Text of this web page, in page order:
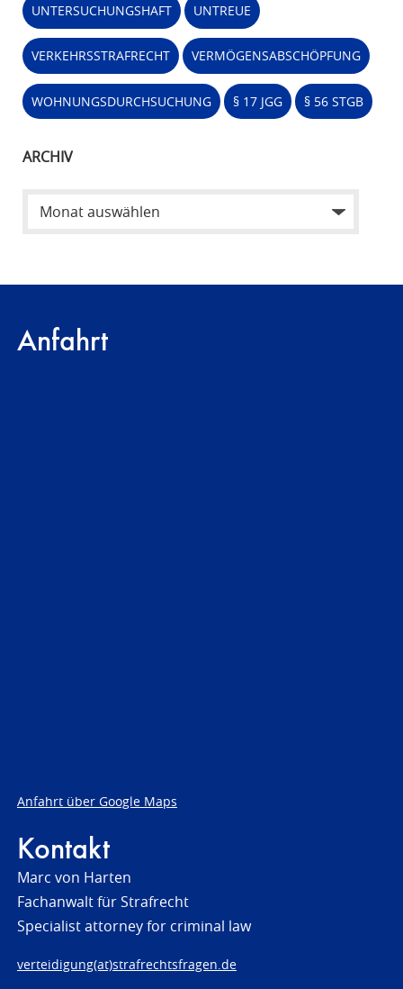
UNTERSUCHUNGSHAFT UNTREUE
VERKEHRSSTRAFRECHT VERMÖGENSABSCHÖPFUNG
WOHNUNGSDURCHSUCHUNG § 17 JGG § 56 STGB
ARCHIV
Anfahrt
Anfahrt über Google Maps
Kontakt
Marc von Harten
Fachanwalt für Strafrecht
Specialist attorney for criminal law
verteidigung(at)strafrechtsfragen.de